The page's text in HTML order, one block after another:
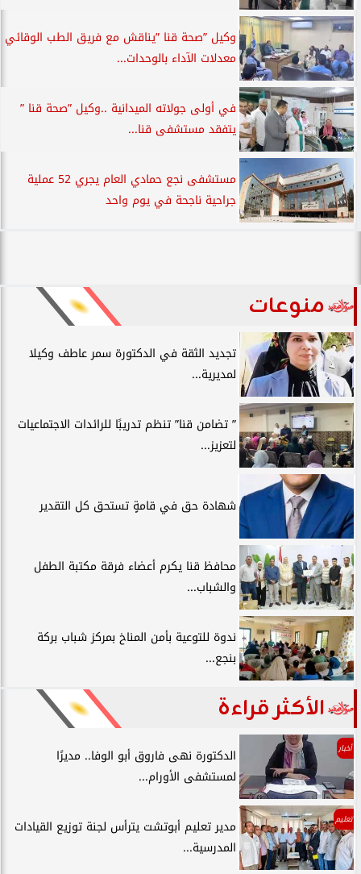
وكيل ”صحة قنا ”يناقش مع فريق الطب الوقائي
معدلات الآداء بالوحدات...
في أولى جولاته الميدانية ..وكيل ”صحة قنا ”
يتفقد مستشفى قنا...
مستشفى نجع حمادي العام يجري 52 عملية
جراحية ناجحة في يوم واحد
منوعات
تجديد الثقة في الدكتورة سمر عاطف وكيلا
لمديرية...
” تضامن قنا” تنظم تدريبًا للرائدات الاجتماعيات
لتعزيز...
شهادة حق في قامةٍ تستحق كل التقدير
محافظ قنا يكرم أعضاء فرقة مكتبة الطفل
والشباب...
ندوة للتوعية بأمن المناخ بمركز شباب بركة
بنجع...
الأكثر قراءة
أخبار
الدكتورة نهى فاروق أبو الوفا.. مديرًا
لمستشفى الأورام...
تعليم
مدير تعليم أبوتشت يترأس لجنة توزيع القيادات
المدرسية...